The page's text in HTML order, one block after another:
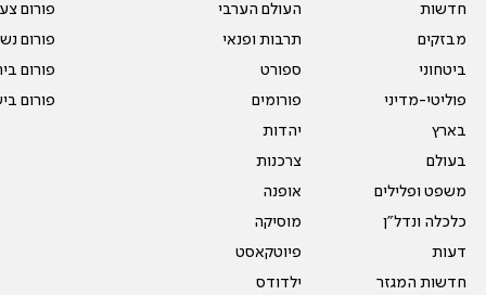
חדשות
מבזקים
ביטחוני
פוליטי-מדיני
בארץ
בעולם
משפט ופלילים
כלכלה ונדל"ן
דעות
חדשות המגזר
העולם הערבי
תרבות ופנאי
ספורט
פורומים
יהדות
צרכנות
אופנה
מוסיקה
פיוטקאסט
ילדודס
פורום
פורום
פורום
פורום